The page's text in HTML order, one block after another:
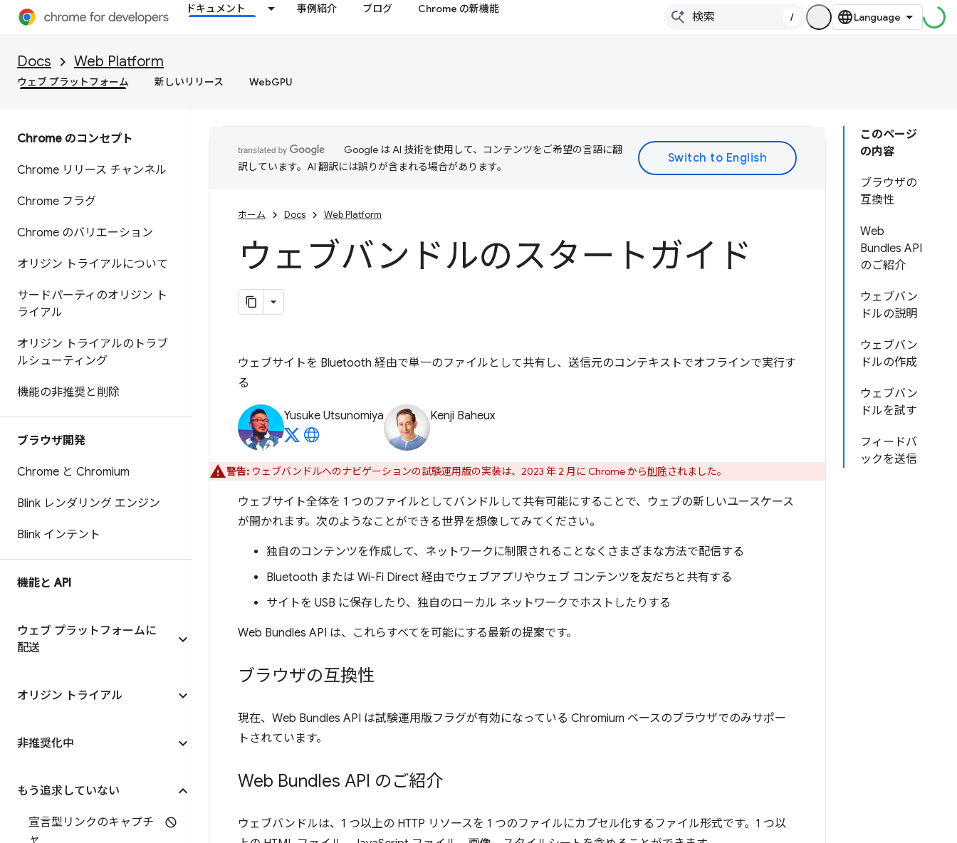
ドキュメント 事例紹介 ブログ Chrome の新機能
/
Docs Web Platform
ウェブ プラットフォーム 新しいリリース WebGPU
Chrome のコンセプト
Chrome リリース チャンネル
Chrome フラグ
Chrome のバリエーション
オリジン トライアルについて
サードパーティのオリジン ト
ライアル
オリジン トライアルのトラブ
ルシューティング
機能の非推奨と削除
ブラウザ開発
Chrome と Chromium
Blink レンダリング エンジン
Blink インテント
機能と API
ウェブ プラットフォームに
配送
オリジン トライアル
非推奨化中
もう追求していない
宣言型リンクのキャプチ
ャ
このページ
の内容
ブラウザの
互換性
Web
Bundles API
のご紹介
ウェブバン
ドルの説明
ウェブバン
ドルの作成
ウェブバン
ドルを試す
フィードバ
ックを送信
Google は AI 技術を使用して、コンテンツをご希望の言語に翻
訳しています。AI 翻訳には誤りが含まれる場合があります。
ホーム Docs Web Platform
ウェブバンドルのスタートガイド
ウェブサイトを Bluetooth 経由で単一のファイルとして共有し、送信元のコンテキストでオフラインで実行す
る
Yusuke Utsunomiya Kenji Baheux
警告: ウェブバンドルへのナビゲーションの試験運用版の実装は、2023 年 2 月に Chrome から削除されました。
ウェブサイト全体を 1 つのファイルとしてバンドルして共有可能にすることで、ウェブの新しいユースケース
が開かれます。次のようなことができる世界を想像してみてください。
独自のコンテンツを作成して、ネットワークに制限されることなくさまざまな方法で配信する
Bluetooth または Wi-Fi Direct 経由でウェブアプリやウェブ コンテンツを友だちと共有する
サイトを USB に保存したり、独自のローカル ネットワークでホストしたりする
Web Bundles API は、これらすべてを可能にする最新の提案です。
ブラウザの互換性
現在、Web Bundles API は試験運用版フラグが有効になっている Chromium ベースのブラウザでのみサポー
トされています。
Web Bundles API のご紹介
ウェブバンドルは、1 つ以上の HTTP リソースを 1 つのファイルにカプセル化するファイル形式です。1 つ以